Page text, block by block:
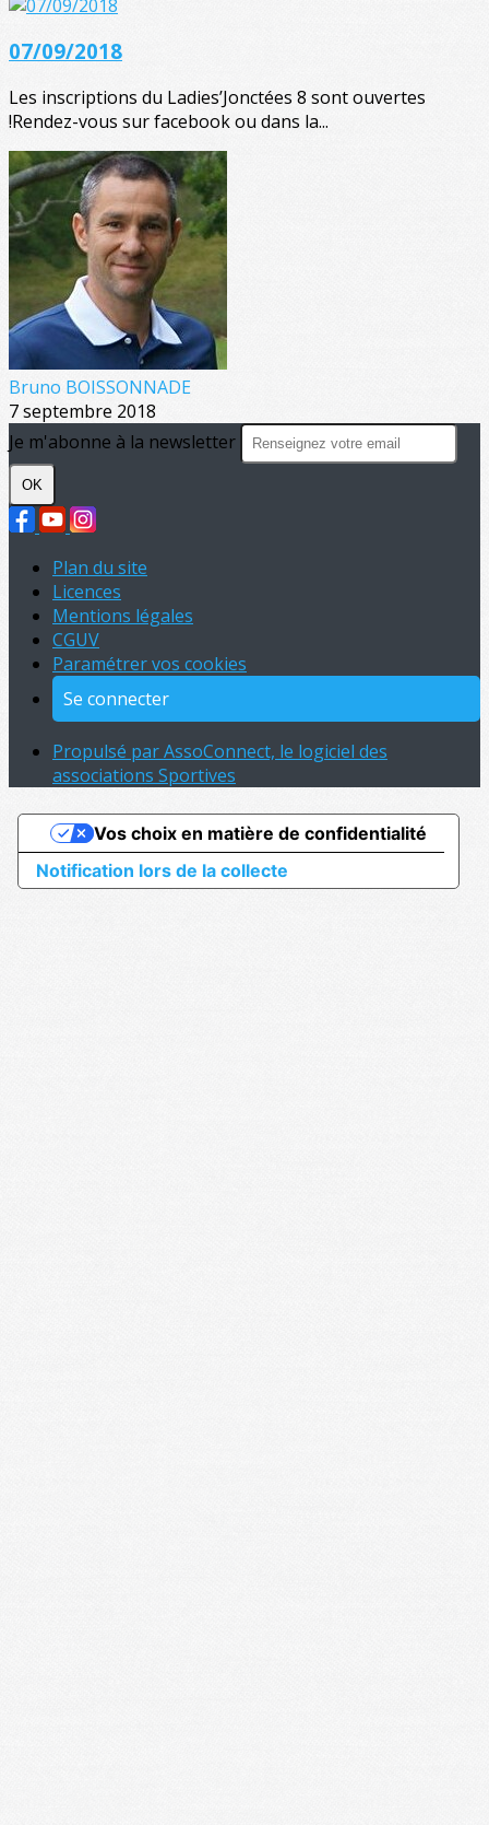
07/09/2018
Les inscriptions du Ladies’Jonctées 8 sont ouvertes
!Rendez-vous sur facebook ou dans la...
Bruno BOISSONNADE
7 septembre 2018
Je m'abonne à la newsletter
OK
Plan du site
Licences
Mentions légales
CGUV
Paramétrer vos cookies
Se connecter
Propulsé par AssoConnect, le logiciel des
associations Sportives
Notification lors de la collecte
Vos choix en matière de confidentialité